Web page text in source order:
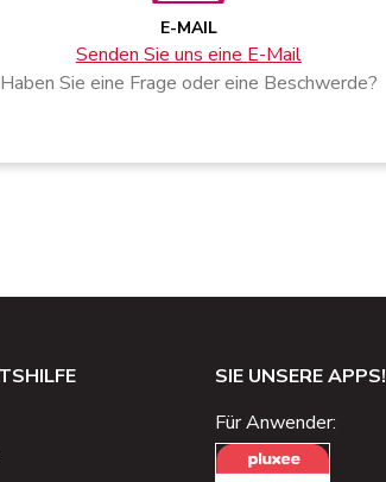
E-MAIL
Senden Sie uns eine E-Mail
Haben Sie eine Frage oder eine Beschwerde?
SIE UNSERE APPS!
Für Anwender: